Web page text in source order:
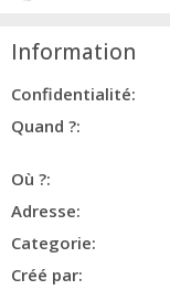
Information
Confidentialité:
Quand ?:
Où ?:
Adresse:
Categorie:
Créé par: